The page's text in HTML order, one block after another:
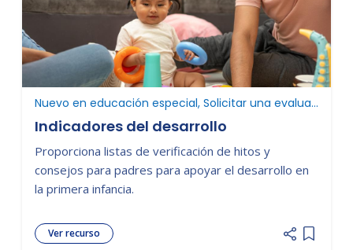
Nuevo en educación especial, Solicitar una evaluación
Indicadores del desarrollo
Proporciona listas de verificación de hitos y
consejos para padres para apoyar el desarrollo en
la primera infancia.
Ver recurso
Add